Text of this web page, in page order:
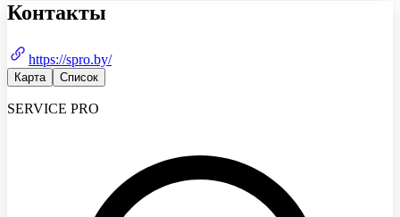
Контакты
https://spro.by/
Карта Список
SERVICE PRO